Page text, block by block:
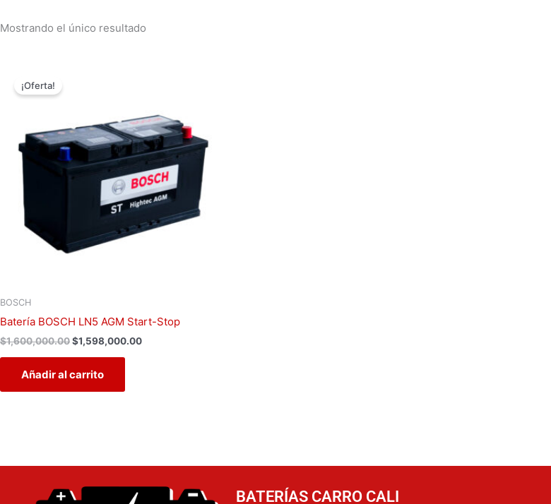
Mostrando el único resultado
¡Oferta!
BOSCH
Batería BOSCH LN5 AGM Start-Stop
$1,600,000.00
$1,600,000.00.
$1,598,000.00
$1,598,000.00.
Añadir al carrito
BATERÍAS CARRO CALI